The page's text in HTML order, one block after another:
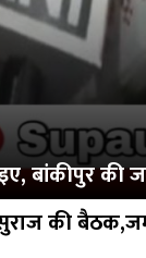
बांकीपुर की
की